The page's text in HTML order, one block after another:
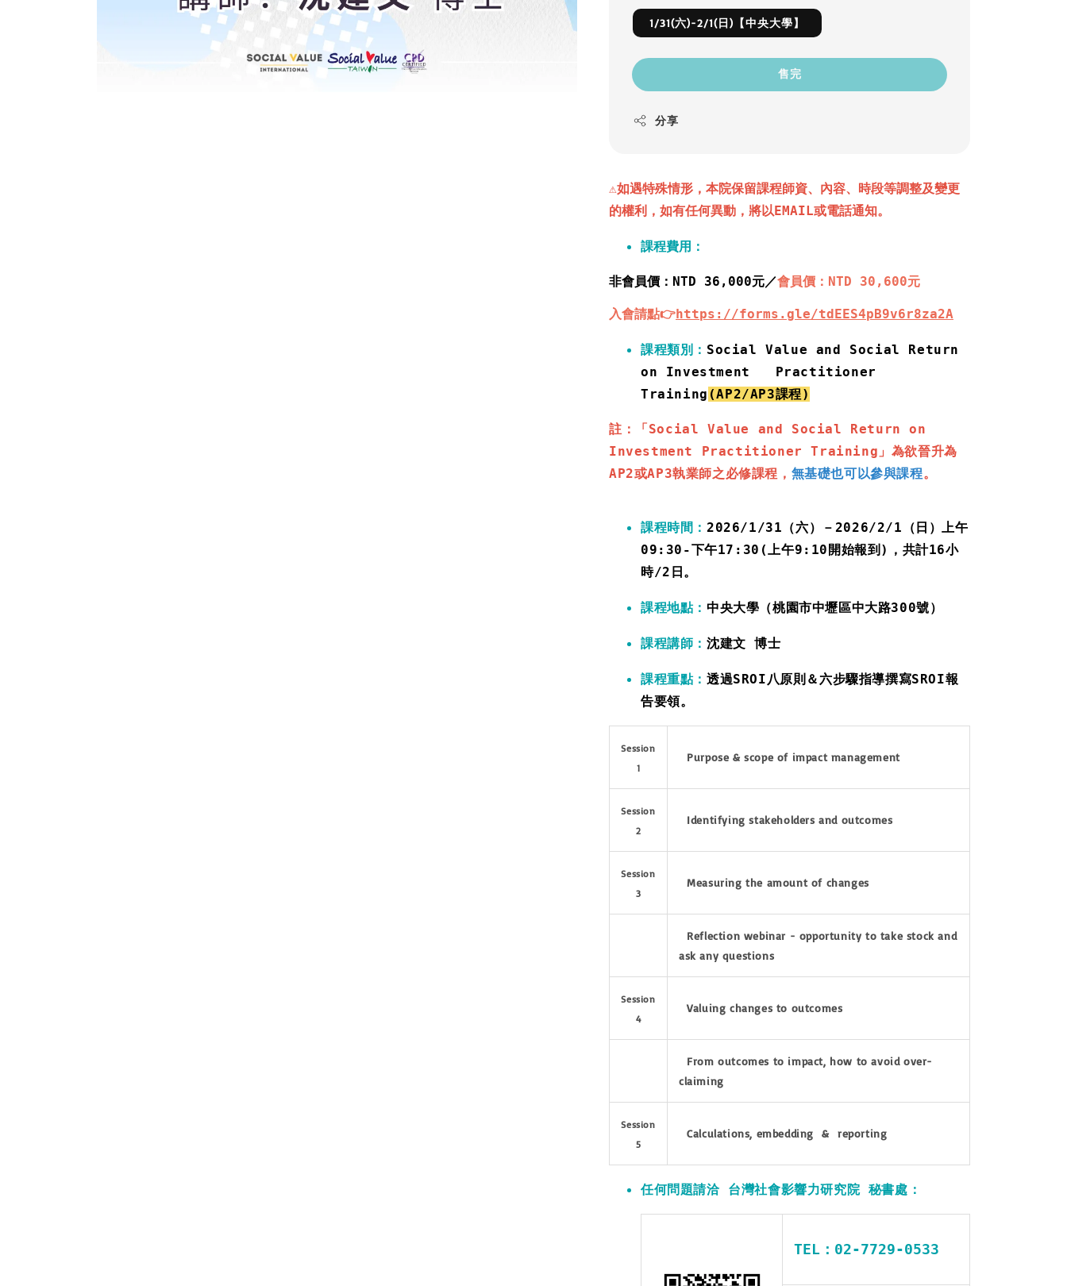
1/31(六)-2/1(日)【中央大學】
售完
分享
⚠️如遇特殊情形， 本院保留課程師資、內容、時段等調整及變更
的權利，如有任何異動，將以EMAIL或電話通知。
課程費用 ：
非會員價 ：NTD 36,000元／會員價：NTD 30,600元
入會請點👉https://forms.gle/tdEES4pB9v6r8za2A
課程類別： Social Value and Social Return
on Investment   Practitioner
Training (AP2/AP3課程)
註： 「Social Value and Social Return on
Investment Practitioner Training」為欲晉升為
AP2或AP3執業師之必修課程， 無基礎也可以參與課程。
課程時間： 2026/1/31（六）－2026/2/1（日）上午
09:30-下午17:30(上午9:10開始報到)， 共計16小
時/2日。
課程地點： 中央大學 （桃園市中壢區中大路300號）
課程講師： 沈建文 博士
課程重點： 透過SROI八原則＆六步驟指導撰寫SROI報
告要領。
Session
1
Purpose & scope of impact management
Session
2
Identifying stakeholders and outcomes
Session
3
Measuring the amount of changes
Reflection webinar - opportunity to take stock and
ask any questions
Session
4
Valuing changes to outcomes
From outcomes to impact, how to avoid over-
claiming
Session
5
Calculations, embedding & reporting
任何問題請洽 台灣社會影響力研究院 秘書處：
TEL：02-7729-0533